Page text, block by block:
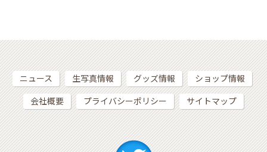
ニュース 生写真情報 グッズ情報 ショップ情報
会社概要 プライバシーポリシー サイトマップ